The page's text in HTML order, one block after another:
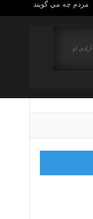
مردم چه مي گويند
او